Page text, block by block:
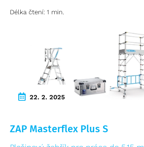
Délka čtení: 1 min.
22. 2. 2025
ZAP Masterflex Plus S